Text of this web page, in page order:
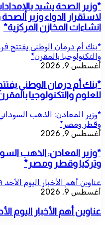
*وزير الصحة يشيد
لاستقرار الدواء وزير
انشاءات المخازن المركزية*
*بنك أم درمان الوطني يفتتح
والتكنولوجيا بالمقرن*
أغسطس 9, 2026
*بنك أم درمان الوطني
للعلوم والتكنولوجيا
*وزير المعادن: الذهب
وقطر ومصر*
أغسطس 9, 2026
*وزير المعادن: الذهب
وتركيا وقطر ومصر*
عناوين أهم الأخبار اليوم الأحد ٩ اغسطس ٢٠٢٦م ​
أغسطس 9, 2026
عناوين أهم الأخبار اليوم الأحد ٩ اغسطس